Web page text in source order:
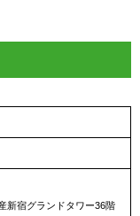
新宿グランドタワー36階